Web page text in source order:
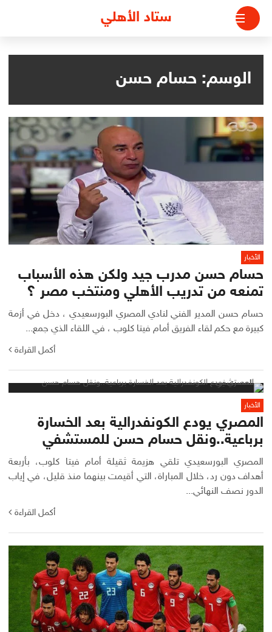
التجاوز
المحتوى
ستاد الأهلي
الوسم: حسام حسن
الأخبار
حسام حسن مدرب جيد ولكن هذه الأسباب
تمنعه من تدريب الأهلي ومنتخب مصر ؟
حسام حسن المدير الفني لنادي المصري البورسعيدي ، دخل في أزمة
كبيرة مع حكم لقاء الفريق أمام فيتا كلوب ، في اللقاء الذي جمع...
أكمل القراءة
الأخبار
المصري يودع الكونفدرالية بعد الخسارة
برباعية..ونقل حسام حسن للمستشفي
المصري البورسعيدي تلقي هزيمة ثقيلة أمام فيتا كلوب، بأربعة
أهداف دون رد، خلال المباراة، التي أقيمت بينهما منذ قليل، في إياب
الدور نصف النهائي...
أكمل القراءة